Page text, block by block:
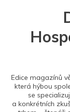
Edice magazínů
která hýbou
se
a konkrétních